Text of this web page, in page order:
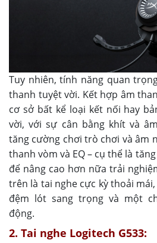
Tuy nhiên, tính năng quan
thanh tuyệt vời. Kết hợp âm
cơ sở bất kể loại kết nối hay
vời, với sự cân bằng khít và
tăng cường chơi trò chơi và âm
thanh vòm và EQ – cụ thể là
để nâng cao hơn nữa trải
trên là tai nghe cực kỳ thoải
đệm lót sang trọng và một
động.
2. Tai nghe Logitech G533: